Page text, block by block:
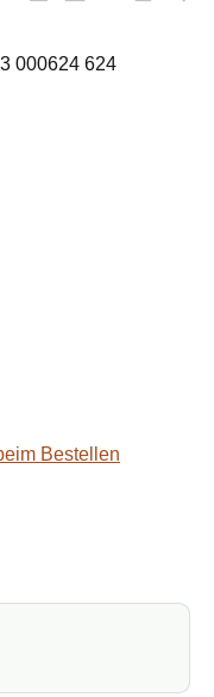
Bestellen